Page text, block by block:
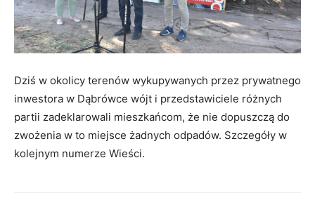
Dziś w okolicy terenów wykupywanych przez prywatnego
inwestora w Dąbrówce wójt i przedstawiciele różnych
partii zadeklarowali mieszkańcom, że nie dopuszczą do
zwożenia w to miejsce żadnych odpadów. Szczegóły w
kolejnym numerze Wieści.